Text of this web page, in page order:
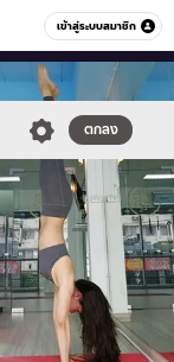
เข้าสู่ระบบสมาชิก
หมวดอื่นๆ
ตกลง